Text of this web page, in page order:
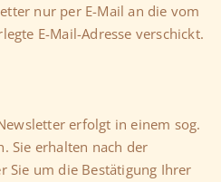
nur per E-Mail an die vom
E-Mail-Adresse verschickt.
erfolgt in einem sog.
Sie erhalten nach der
Sie um die Bestätigung Ihrer